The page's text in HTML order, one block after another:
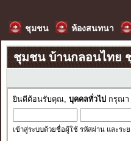
ชุมชน ห้องสนทนา
ชุมชน บ้านกลอนไทย
ยินดีต้อนรับคุณ, บุคคลทั่วไป กรุณา
เข้าสู่ระบบด้วยชื่อผู้ใช้ รหัสผ่าน และระ